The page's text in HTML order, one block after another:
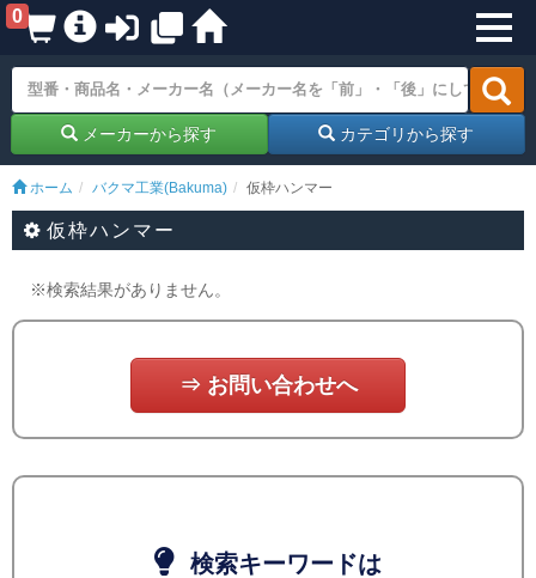
0
メーカーから探す カテゴリから探す
ホーム バクマ工業(Bakuma) 仮枠ハンマー
仮枠ハンマー
※検索結果がありません。
⇒ お問い合わせへ
検索キーワードは